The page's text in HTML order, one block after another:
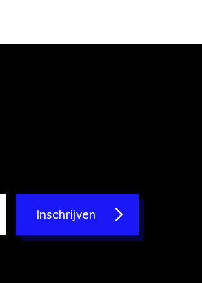
Inschrijven